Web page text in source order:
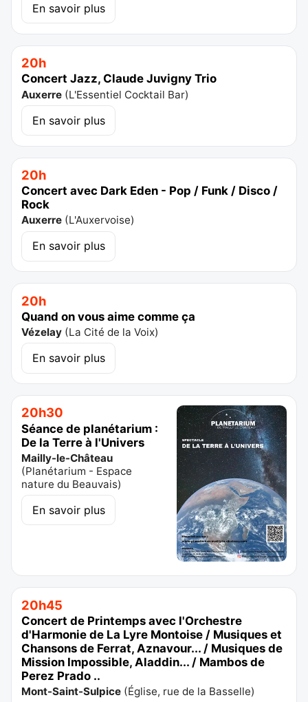
En savoir plus
20h
Concert Jazz, Claude Juvigny Trio
Auxerre (L'Essentiel Cocktail Bar)
En savoir plus
20h
Concert avec Dark Eden - Pop / Funk / Disco /
Rock
Auxerre (L'Auxervoise)
En savoir plus
20h
Quand on vous aime comme ça
Vézelay (La Cité de la Voix)
En savoir plus
20h30
Séance de planétarium :
De la Terre à l'Univers
Mailly-le-Château
(Planétarium - Espace
nature du Beauvais)
En savoir plus
20h45
Concert de Printemps avec l'Orchestre
d'Harmonie de La Lyre Montoise / Musiques et
Chansons de Ferrat, Aznavour... / Musiques de
Mission Impossible, Aladdin... / Mambos de
Perez Prado ..
Mont-Saint-Sulpice (Église, rue de la Basselle)